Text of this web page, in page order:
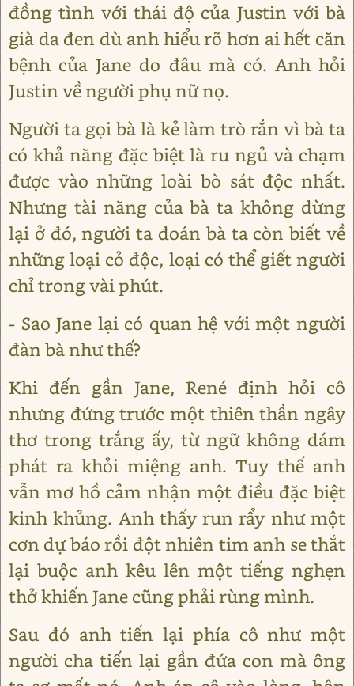
đồng tình với thái độ của Justin với bà
già da đen dù anh hiểu rõ hơn ai hết căn
bệnh của Jane do đâu mà có. Anh hỏi
Justin về người phụ nữ nọ.
Người ta gọi bà là kẻ làm trò rắn vì bà ta
có khả năng đặc biệt là ru ngủ và chạm
được vào những loài bò sát độc nhất.
Nhưng tài năng của bà ta không dừng
lại ở đó, người ta đoán bà ta còn biết về
những loại cỏ độc, loại có thể giết người
chỉ trong vài phút.
- Sao Jane lại có quan hệ với một người
đàn bà như thế?
Khi đến gần Jane, René định hỏi cô
nhưng đứng trước một thiên thần ngây
thơ trong trắng ấy, từ ngữ không dám
phát ra khỏi miệng anh. Tuy thế anh
vẫn mơ hồ cảm nhận một điều đặc biệt
kinh khủng. Anh thấy run rẩy như một
cơn dự báo rồi đột nhiên tim anh se thắt
lại buộc anh kêu lên một tiếng nghẹn
thở khiến Jane cũng phải rùng mình.
Sau đó anh tiến lại phía cô như một
người cha tiến lại gần đứa con mà ông